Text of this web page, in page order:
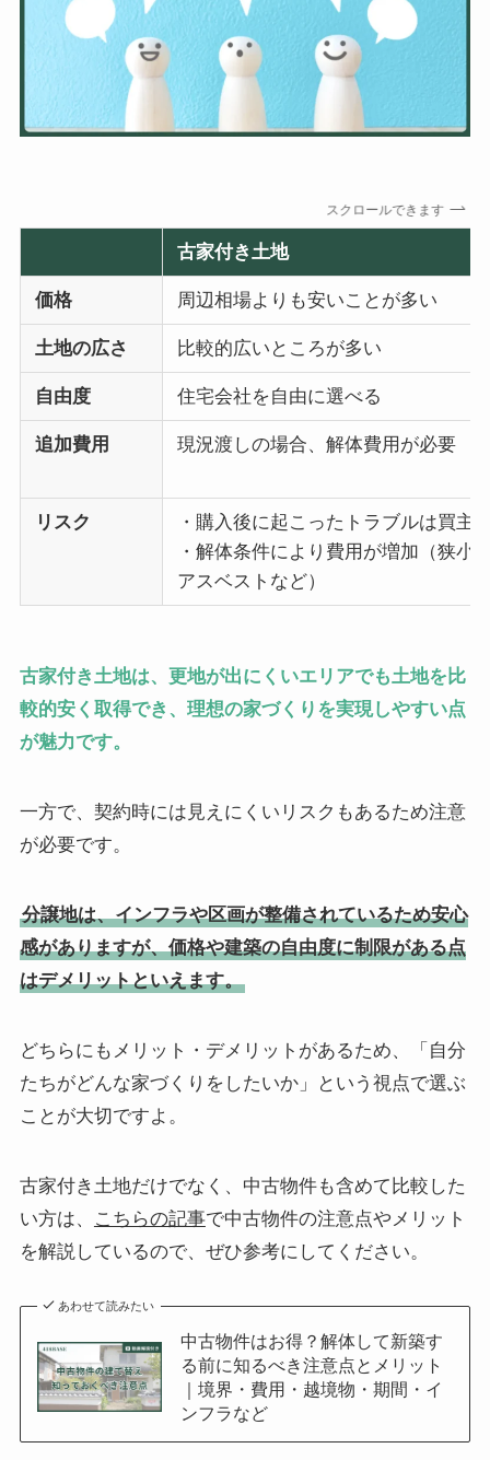
スクロールできます
古家付き土地
価格 周辺相場よりも安いことが多い
土地の広さ 比較的広いところが多い
自由度 住宅会社を自由に選べる
追加費用 現況渡しの場合、解体費用が必要
リスク
・購入後に起こったトラブルは買主
・解体条件により費用が増加（狭小
アスベストなど）
古家付き土地は、更地が出にくいエリアでも土地を比
較的安く取得でき、理想の家づくりを実現しやすい点
が魅力です。
一方で、契約時には見えにくいリスクもあるため注意
が必要です。
分譲地は、インフラや区画が整備されているため安心
感がありますが、価格や建築の自由度に制限がある点
はデメリットといえます。
どちらにもメリット・デメリットがあるため、「自分
たちがどんな家づくりをしたいか」という視点で選ぶ
ことが大切ですよ。
古家付き土地だけでなく、中古物件も含めて比較した
い方は、
こちらの記事で中古物件の注意点やメリット
を解説しているので、ぜひ参考にしてください。
あわせて読みたい
中古物件はお得？解体して新築す
る前に知るべき注意点とメリット
｜境界・費用・越境物・期間・イ
ンフラなど